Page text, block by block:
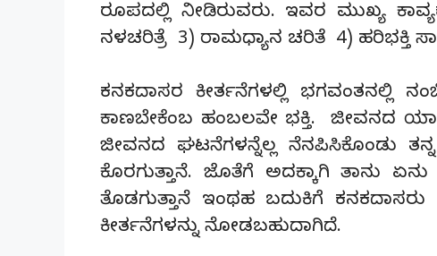
ರೂಪದಲ್ಲಿ ನೀಡಿರುವರು. ಇವರ ಮುಖ್ಯ
ನಳಚರಿತ್ರೆ 3) ರಾಮಧ್ಯಾನ ಚರಿತೆ 4) ಹರಿಭಕ್ತಿ
ಕನಕದಾಸರ ಕೀರ್ತನೆಗಳಲ್ಲಿ ಭಗವಂತನಲ್ಲಿ
ಕಾಣಬೇಕೆಂಬ ಹಂಬಲವೇ ಭಕ್ತಿ. ಜೀವನದ
ಜೀವನದ ಘಟನೆಗಳನ್ನೆಲ್ಲ ನೆನಪಿಸಿಕೊಂಡು
ಕೊರಗುತ್ತಾನೆ. ಜೊತೆಗೆ ಅದಕ್ಕಾಗಿ ತಾನು
ತೊಡಗುತ್ತಾನೆ ಇಂಥಹ ಬದುಕಿಗೆ
ಕೀರ್ತನೆಗಳನ್ನು ನೋಡಬಹುದಾಗಿದೆ.